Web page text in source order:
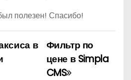
полезен! Спасибо!
Фильтр по
цене в Simpla
CMS
в